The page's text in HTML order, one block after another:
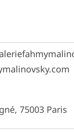
75003 Paris